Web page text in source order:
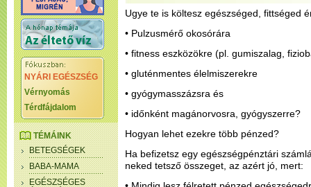
NYÁRI EGÉSZSÉG
Vérnyomás
Térdfájdalom
TÉMÁINK
BETEGSÉGEK
BABA-MAMA
EGÉSZSÉGES
Ugye te is költesz egészséged, fittséged
• Pulzusmérő okosórára
• fitness eszközökre (pl. gumiszalag,
• gluténmentes élelmiszerekre
• gyógymasszázsra és
• időnként magánorvosra, gyógyszerre?
Hogyan lehet ezekre több pénzed?
Ha befizetsz egy egészségpénztári
neked tetsző összeget, az azért jó, mert: